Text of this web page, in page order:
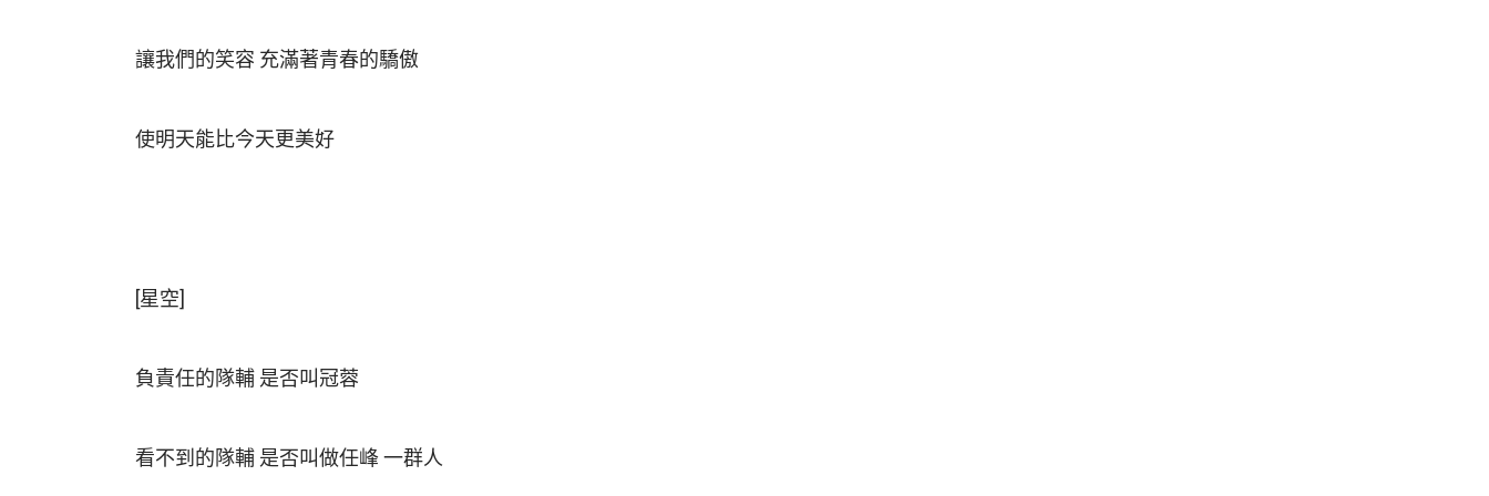
讓我們的笑容 充滿著青春的驕傲
使明天能比今天更美好
[星空]
負責任的隊輔 是否叫冠蓉
看不到的隊輔 是否叫做任峰 一群人